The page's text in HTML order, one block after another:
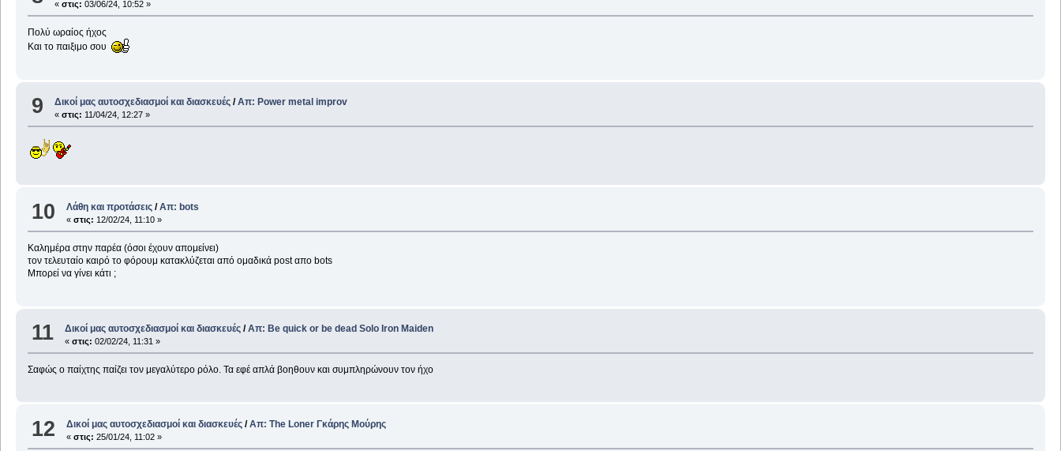
«στις: 03/06/24, 10:52 »
Πολύ ωραίος ήχος
Και το παιξιμο σου
9 Δικοί μας αυτοσχεδιασμοί και διασκευές /Απ: Power metal improv
«στις: 11/04/24, 12:27 »
10 Λάθη και προτάσεις /Απ: bots
«στις: 12/02/24, 11:10 »
Καλημέρα στην παρέα (όσοι έχουν απομείνει)
τον τελευταίο καιρό το φόρουμ κατακλύζεται από ομαδικά post απο bots
Μπορεί να γίνει κάτι ;
11 Δικοί μας αυτοσχεδιασμοί και διασκευές /Απ: Be quick or be dead Solo Iron Maiden
«στις: 02/02/24, 11:31 »
Σαφώς ο παίχτης παίζει τον μεγαλύτερο ρόλο. Τα εφέ απλά βοηθουν και συμπληρώνουν τον ήχο
12 Δικοί μας αυτοσχεδιασμοί και διασκευές /Απ: The Loner Γκάρης Μούρης
«στις: 25/01/24, 11:02 »